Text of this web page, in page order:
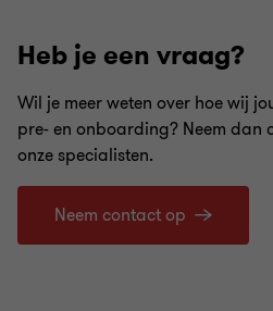
Heb je een vraag?
Wil je meer weten over hoe wij
pre- en onboarding? Neem dan
onze specialisten.
Neem contact op